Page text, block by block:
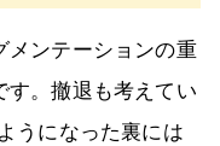
メンテーションの重
す。撤退も考えてい
うになった裏には